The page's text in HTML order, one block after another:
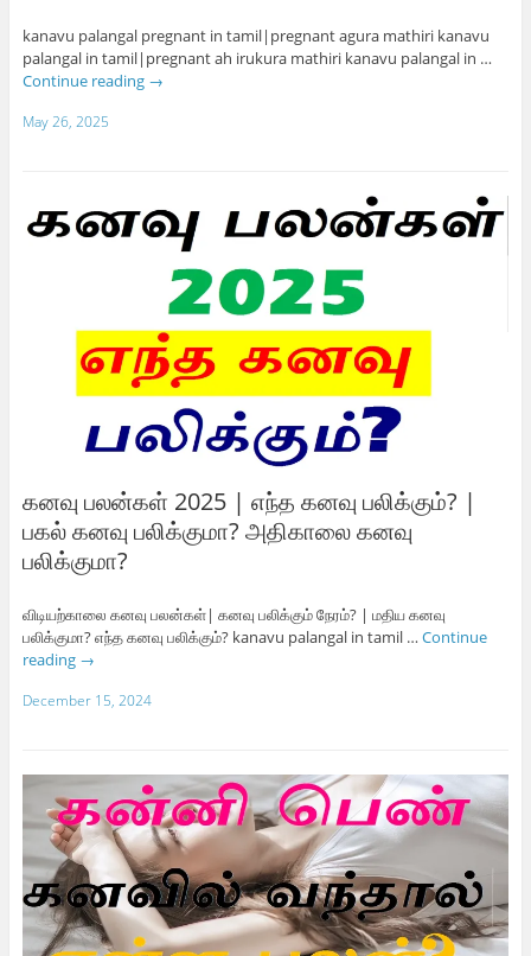
kanavu palangal pregnant in tamil|pregnant agura mathiri kanavu
palangal in tamil|pregnant ah irukura mathiri kanavu palangal in …
Continue reading →
May 26, 2025
கனவு பலன்கள் 2025 | எந்த கனவு பலிக்கும்? |
பகல் கனவு பலிக்குமா? அதிகாலை கனவு
பலிக்குமா?
விடியற்காலை கனவு பலன்கள்| கனவு பலிக்கும் நேரம்? | மதிய கனவு
பலிக்குமா? எந்த கனவு பலிக்கும்? kanavu palangal in tamil … Continue
reading →
December 15, 2024